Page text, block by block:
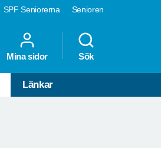
SPF Seniorerna Senioren
Mina sidor Sök
Länkar